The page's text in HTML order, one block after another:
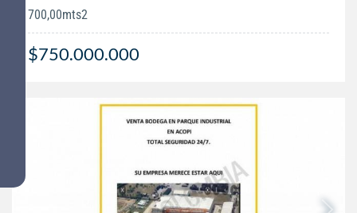
700,00mts2
$750.000.000